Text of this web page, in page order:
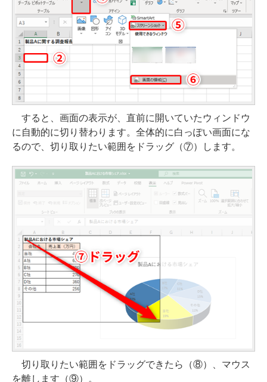
すると、画面の表示が、直前に開いていたウィンドウ
に自動的に切り替わります。全体的に白っぽい画面にな
るので、切り取りたい範囲をドラッグ（⑦）します。
切り取りたい範囲をドラッグできたら（⑧）、マウス
を離します（⑨）。